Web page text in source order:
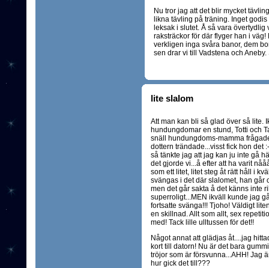
Nu tror jag att det blir mycket
likna tävling på träning. Inget
leksak i slutet. Å så vara
raksträckor för där flyger han i
verkligen inga svåra banor, dem
sen drar vi till Vadstena och
lite slalom
Att man kan bli så glad över så lite.
hundungdomar en stund, Totti och
snäll hundungdoms-mamma
dottern trändade...visst fick hon det
så tänkte jag att jag kan ju inte gå
det gjorde vi...å efter att ha varit
som ett litet, litet steg åt rätt håll i
svängas i det där slalomet, han går
men det går sakta å det känns inte
superroligt...MEN ikväll kunde jag
fortsatte svänga!!! Tjoho! Väldigt
en skillnad. Allt som allt, sex
med! Tack lille ulltussen för det!!
Något annat att glädjas åt....jag
kort till datorn! Nu är det bara
tröjor som är försvunna...AHH! Jag
hur gick det till???